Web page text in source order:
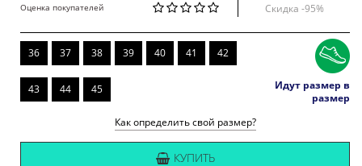
Оценка покупателей
Скидка -95%
36 37 38 39 40 41 42
43 44 45
Идут размер в
размер
Как определить свой размер?
КУПИТЬ